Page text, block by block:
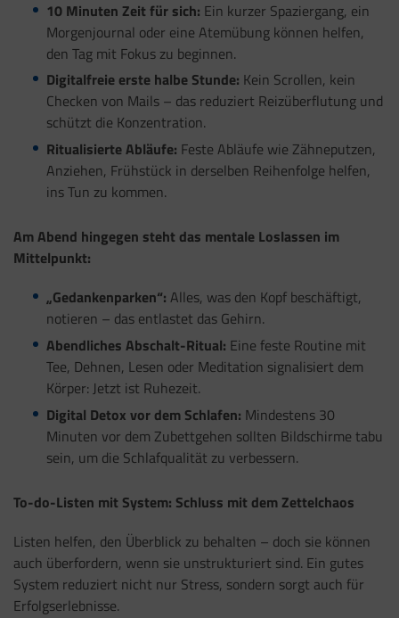
10 Minuten Zeit für sich: Ein kurzer Spaziergang, ein
Morgenjournal oder eine Atemübung können helfen,
den Tag mit Fokus zu beginnen.
Digitalfreie erste halbe Stunde: Kein Scrollen, kein
Checken von Mails – das reduziert Reizüberflutung und
schützt die Konzentration.
Ritualisierte Abläufe: Feste Abläufe wie Zähneputzen,
Anziehen, Frühstück in derselben Reihenfolge helfen,
ins Tun zu kommen.
Am Abend hingegen steht das mentale Loslassen im
Mittelpunkt:
„Gedankenparken“: Alles, was den Kopf beschäftigt,
notieren – das entlastet das Gehirn.
Abendliches Abschalt-Ritual: Eine feste Routine mit
Tee, Dehnen, Lesen oder Meditation signalisiert dem
Körper: Jetzt ist Ruhezeit.
Digital Detox vor dem Schlafen: Mindestens 30
Minuten vor dem Zubettgehen sollten Bildschirme tabu
sein, um die Schlafqualität zu verbessern.
To-do-Listen mit System: Schluss mit dem Zettelchaos
Listen helfen, den Überblick zu behalten – doch sie können
auch überfordern, wenn sie unstrukturiert sind. Ein gutes
System reduziert nicht nur Stress, sondern sorgt auch für
Erfolgserlebnisse.